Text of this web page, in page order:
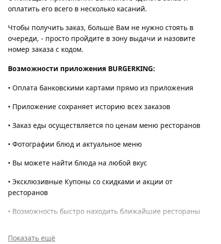
оплатить его всего в несколько касаний.
Чтобы получить заказ, больше Вам не нужно стоять в
очереди, - просто пройдите в зону выдачи и назовите
номер заказа с кодом.
Возможности приложения BURGERKING:
• Оплата банковскими картами прямо из приложения
• Приложение сохраняет историю всех заказов
• Заказ еды осуществляется по ценам меню ресторанов
• Фотографии блюд и актуальное меню
• Вы можете найти блюда на любой вкус
• Эксклюзивные Купоны со скидками и акции от
ресторанов
• Возможность быстро находить ближайшие рестораны
Показать ещё